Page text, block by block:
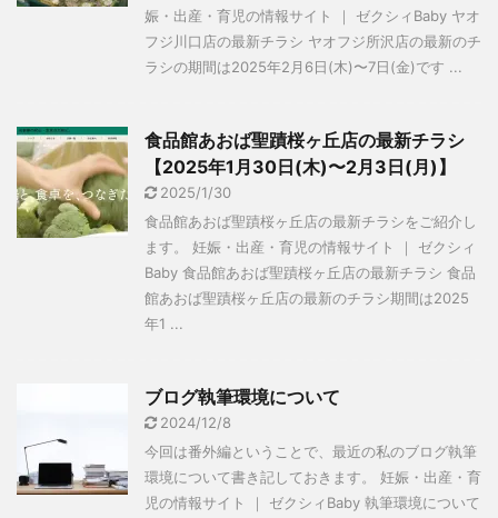
娠・出産・育児の情報サイト ｜ ゼクシィBaby ヤオ
フジ川口店の最新チラシ ヤオフジ所沢店の最新のチ
ラシの期間は2025年2月6日(木)〜7日(金)です ...
食品館あおば聖蹟桜ヶ丘店の最新チラシ
【2025年1月30日(木)〜2月3日(月)】
2025/1/30
食品館あおば聖蹟桜ヶ丘店の最新チラシをご紹介し
ます。 妊娠・出産・育児の情報サイト ｜ ゼクシィ
Baby 食品館あおば聖蹟桜ヶ丘店の最新チラシ 食品
館あおば聖蹟桜ヶ丘店の最新のチラシ期間は2025
年1 ...
ブログ執筆環境について
2024/12/8
今回は番外編ということで、最近の私のブログ執筆
環境について書き記しておきます。 妊娠・出産・育
児の情報サイト ｜ ゼクシィBaby 執筆環境について